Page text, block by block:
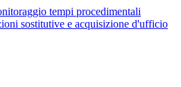
tempi procedimentali
sostitutive e acquisizione d'ufficio